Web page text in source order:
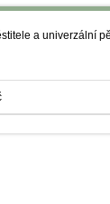
a univerzální